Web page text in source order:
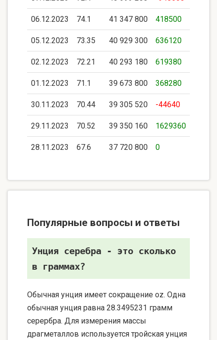
06.12.2023 74.1 41 347 800 418500
05.12.2023 73.35 40 929 300 636120
02.12.2023 72.21 40 293 180 619380
01.12.2023 71.1 39 673 800 368280
30.11.2023 70.44 39 305 520 -44640
29.11.2023 70.52 39 350 160 1629360
28.11.2023 67.6 37 720 800 0
Популярные вопросы и ответы
Унция серебра - это сколько
в граммах?
Обычная унция имеет сокращение oz. Одна
обычная унция равна 28.3495231 грамм
серербра. Для измерения массы
драгметаллов используется тройская унция